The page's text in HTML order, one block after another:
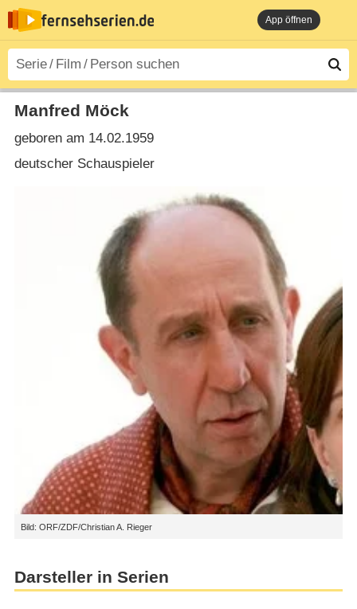
App öffnen
Bild: ORF/ZDF/Christian A. Rieger
Manfred Möck
geboren am 14.02.1959
deutscher Schauspieler
Darsteller in Serien